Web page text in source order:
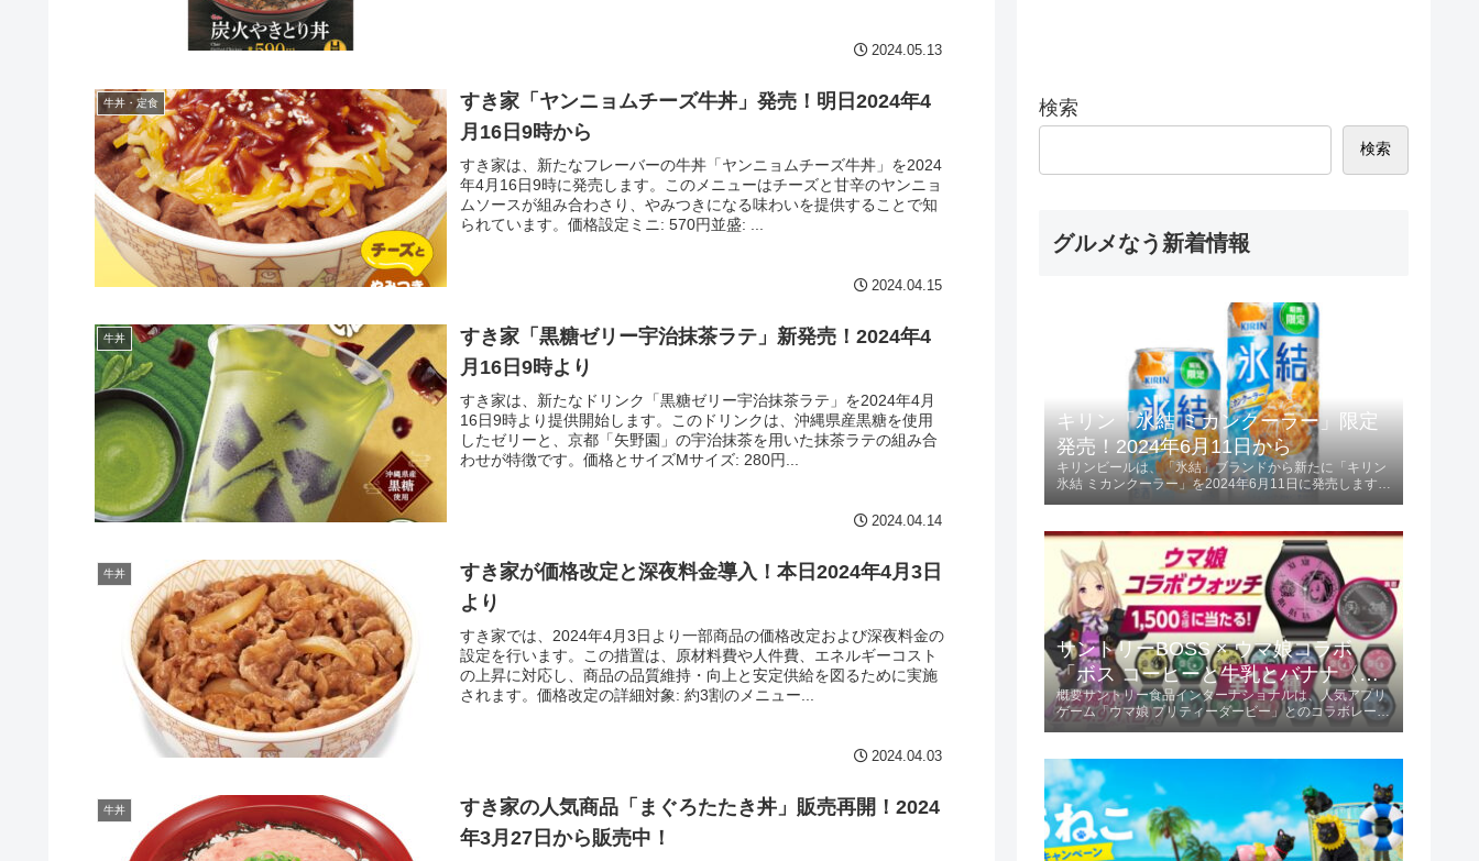
2024.05.13
牛丼・定食
すき家「ヤンニョムチーズ牛丼」発売！明日2024年4
月16日9時から
すき家は、新たなフレーバーの牛丼「ヤンニョムチーズ牛丼」を2024
年4月16日9時に発売します。このメニューはチーズと甘辛のヤンニョ
ムソースが組み合わさり、やみつきになる味わいを提供することで知
られています。価格設定ミニ: 570円並盛: ...
2024.04.15
牛丼
すき家「黒糖ゼリー宇治抹茶ラテ」新発売！2024年4
月16日9時より
すき家は、新たなドリンク「黒糖ゼリー宇治抹茶ラテ」を2024年4月
16日9時より提供開始します。このドリンクは、沖縄県産黒糖を使用
したゼリーと、京都「矢野園」の宇治抹茶を用いた抹茶ラテの組み合
わせが特徴です。価格とサイズMサイズ: 280円...
2024.04.14
牛丼
すき家が価格改定と深夜料金導入！本日2024年4月3日
より
すき家では、2024年4月3日より一部商品の価格改定および深夜料金の
設定を行います。この措置は、原材料費や人件費、エネルギーコスト
の上昇に対応し、商品の品質維持・向上と安定供給を図るために実施
されます。価格改定の詳細対象: 約3割のメニュー...
2024.04.03
牛丼
すき家の人気商品「まぐろたたき丼」販売再開！2024
年3月27日から販売中！
検索
検索
グルメなう新着情報
キリン「氷結 ミカンクーラー」限定
発売！2024年6月11日から
キリンビールは、「氷結」ブランドから新たに「キリン
氷結 ミカンクーラー」を2024年6月11日に発売します。
ます。商品の特長爽やかな味わい...
サントリーBOSS × ウマ娘コラボ
「ボス コーヒーと牛乳とバナナ〈ウ
マ娘デザイン〉」2024年6月4日発
売！
概要サントリー食品インターナショナルは、人気アプリ
ゲーム「ウマ娘 プリティーダービー」とのコラボレーシ
この商品は185g容量で、価格は税...